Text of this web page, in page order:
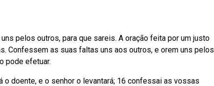
pelos outros, para que sareis. A oração feita por um justo
Confessem as suas faltas uns aos outros, e orem uns pelos
pode efetuar.
doente, e o senhor o levantará; 16 confessai as vossas